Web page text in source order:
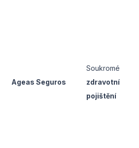
Ageas Seguros
Soukromé
zdravotní
pojištění